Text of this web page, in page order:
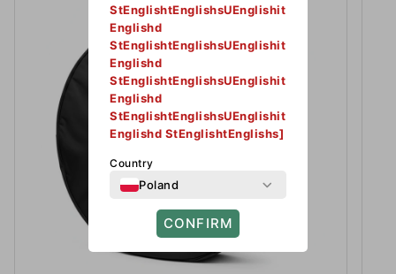
StEnglishtEnglishsUEnglishit
Englishd
StEnglishtEnglishsUEnglishit
Englishd
StEnglishtEnglishsUEnglishit
Englishd
StEnglishtEnglishsUEnglishit
Englishd StEnglishtEnglishs]
Country
Poland
CONFIRM